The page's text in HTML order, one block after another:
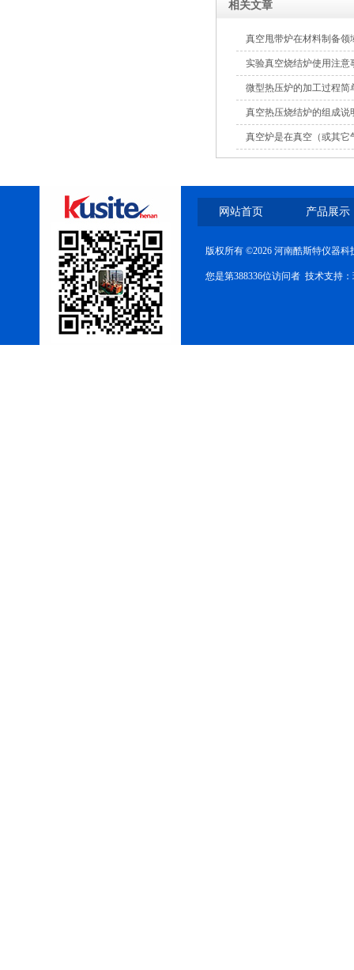
相关文章
真空甩带炉在材料制备领
实验真空烧结炉使用注意
微型热压炉的加工过程简
真空热压烧结炉的组成说
真空炉是在真空（或其
网站首页 产品展示
版权所有 ©2026 河南酷斯特仪器
您是第388336位访问者 技术支持：